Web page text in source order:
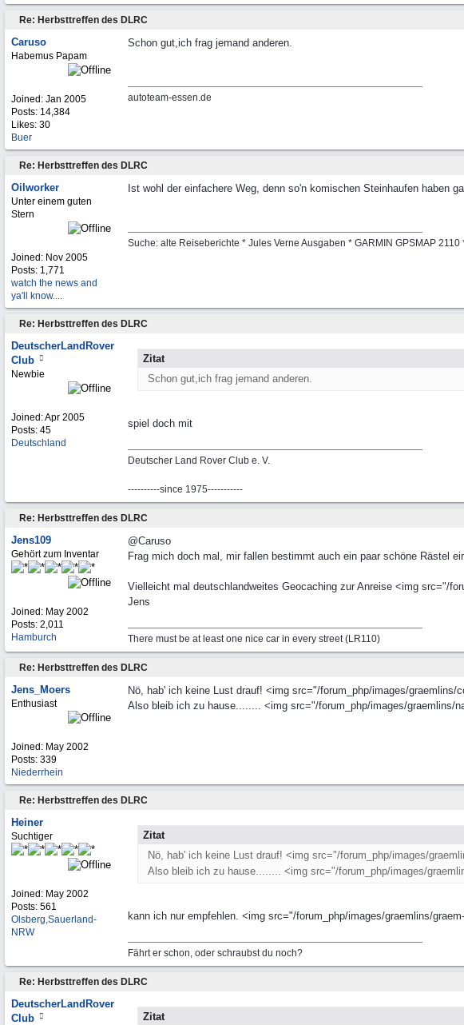
Re: Herbsttreffen des DLRC
Caruso
Habemus Papam
Joined: Jan 2005
Posts: 14,384
Likes: 30
Buer
Schon gut,ich frag jemand anderen.
autoteam-essen.de
Re: Herbsttreffen des DLRC
Oilworker
Unter einem guten
Stern
Joined: Nov 2005
Posts: 1,771
watch the news and
ya'll know....
Ist wohl der einfachere Weg, denn so'n komischen Steinhaufen haben
Suche: alte Reiseberichte * Jules Verne Ausgaben * GARMIN GPSMAP
Re: Herbsttreffen des DLRC
DeutscherLandRover
Club
Newbie
Joined:Apr 2005
Posts: 45
Deutschland
Zitat
Schon gut,ich frag jemand anderen.
spiel doch mit
Deutscher Land Rover Club e. V.
----------since 1975-----------
Re: Herbsttreffen des DLRC
Jens109
Gehört zum Inventar
Joined: May 2002
Posts: 2,011
Hamburch
@Caruso
Frag mich doch mal, mir fallen bestimmt auch ein paar schöne Rästel
Vielleicht mal deutschlandweites Geocaching zur Anreise <img src="/
Jens
There must be at least one nice car in every street (LR110)
Re: Herbsttreffen des DLRC
Jens_Moers
Enthusiast
Joined: May 2002
Posts: 339
Niederrhein
Nö, hab' ich keine Lust drauf! <img src="/forum_php/images/graemlins/
Also bleib ich zu hause........ <img src="/forum_php/images/graemlins/
Re: Herbsttreffen des DLRC
Heiner
Suchtiger
Joined: May 2002
Posts: 561
Olsberg,Sauerland-
NRW
Zitat
Nö, hab' ich keine Lust drauf! <img src="/forum_php/images/
Also bleib ich zu hause........ <img src="/forum_php/images/
kann ich nur empfehlen. <img src="/forum_php/images/graemlins/
Fährt er schon, oder schraubst du noch?
Re: Herbsttreffen des DLRC
DeutscherLandRover
Club
Zitat